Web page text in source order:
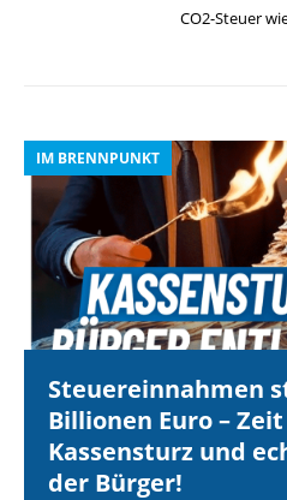
CO2-Steuer
IM BRENNPUNKT
Steuereinnahmen
Billionen Euro –
Kassensturz und
der Bürger!